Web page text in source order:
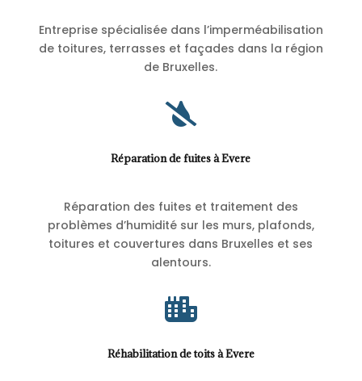
Entreprise spécialisée dans l’imperméabilisation
de toitures, terrasses et façades dans la région
de Bruxelles.

Réparation de fuites à Evere
Réparation des fuites et traitement des
problèmes d’humidité sur les murs, plafonds,
toitures et couvertures dans Bruxelles et ses
alentours.

Réhabilitation de toits à Evere